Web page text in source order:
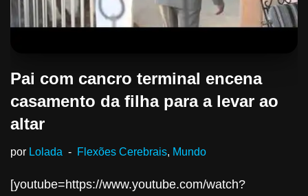
Pai com cancro terminal encena
casamento da filha para a levar ao
altar
por Lolada Flexões Cerebrais, Mundo
[youtube=https://www.youtube.com/watch?